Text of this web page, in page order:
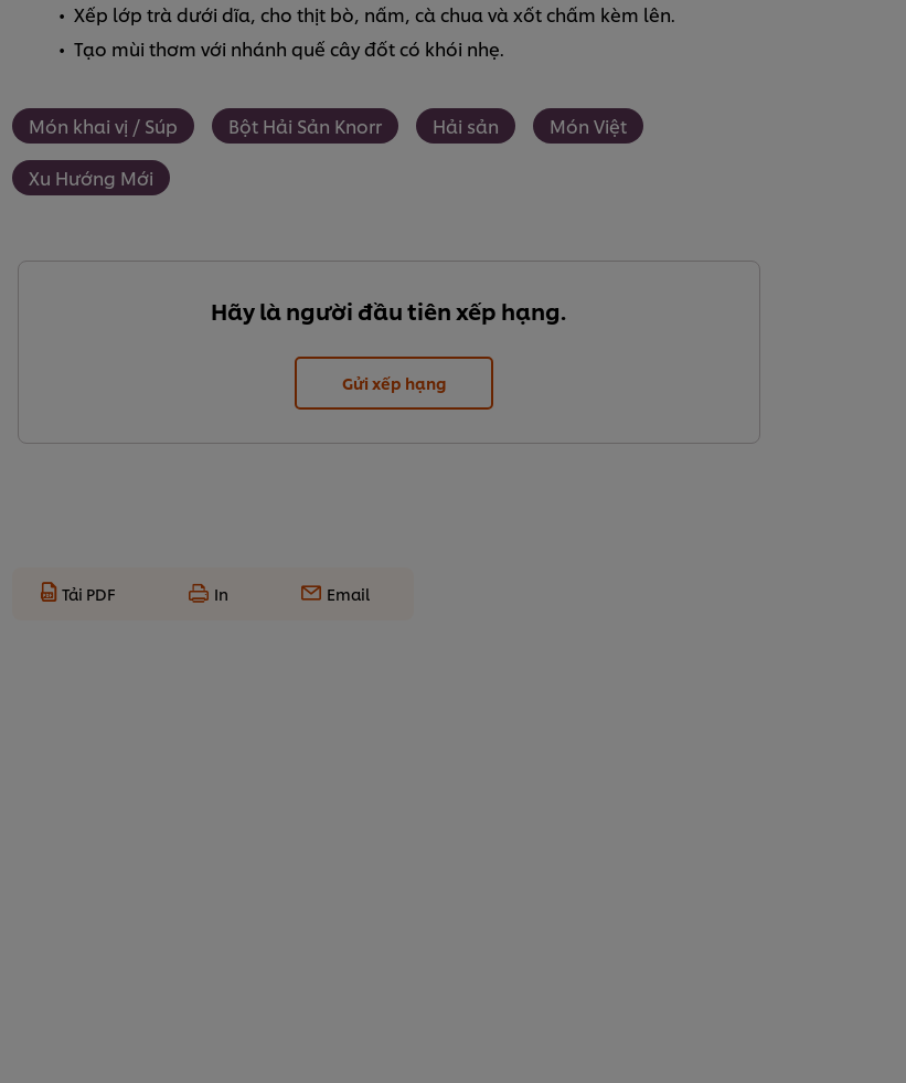
Xếp lớp trà dưới dĩa, cho thịt bò, nấm, cà chua và xốt chấm kèm lên.
Tạo mùi thơm với nhánh quế cây đốt có khói nhẹ.
Món khai vị / Súp Bột Hải Sản Knorr Hải sản Món Việt
Xu Hướng Mới
Hãy là người đầu tiên xếp hạng.
Gửi xếp hạng
Tải PDF In Email